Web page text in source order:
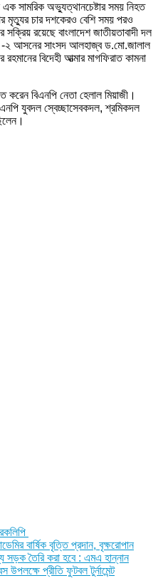
এক সামরিক অভ্যুত্থানচেষ্টার সময় নিহত
মৃত্যুর চার দশকেরও বেশি সময় পরও
রয়েছে বাংলাদেশ জাতীয়তাবাদী দল
-২ আসনের সাংসদ আলহাজ্ব ড.মো.জালাল
বিদেহী আত্মার মাগফিরাত কামনা
বিএনপি নেতা হেলাল মিয়াজী।
যুবদল স্বেচ্ছাসেবকদল, শ্রমিকদল
বার্ষিক বৃত্তি প্রদান, বৃক্ষরোপান
সড়ক তৈরি করা হবে : এমএ হান্নান
প্রীতি ফুটবল টুর্নামেন্ট